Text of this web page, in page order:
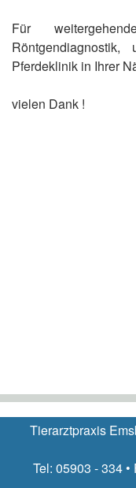
Für
Pferdeklinik in Ihrer
vielen Dank !
Tierarztpraxis
Tel: 05903 - 334